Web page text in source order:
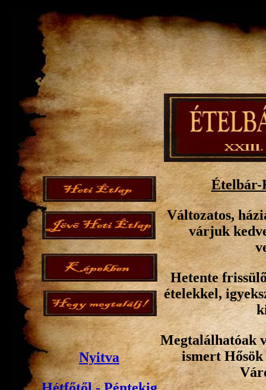
Nyitva
Ételbár-
Változatos,
várjuk
Hetente
ételekkel,
Megtalálhatóak
ismert